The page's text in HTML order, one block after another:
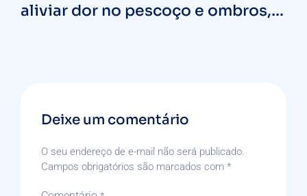
aliviar dor no pescoço e ombros,
Deixe um comentário
O seu endereço de e-mail não será publicado.
Campos obrigatórios são marcados com *